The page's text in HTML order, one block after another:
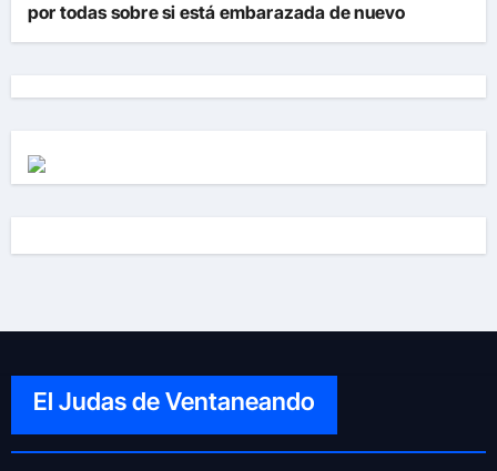
por todas sobre si está embarazada de nuevo
El Judas de Ventaneando